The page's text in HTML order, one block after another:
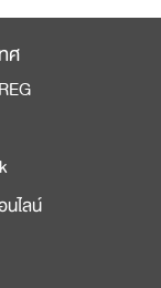
ศ
นไลน์